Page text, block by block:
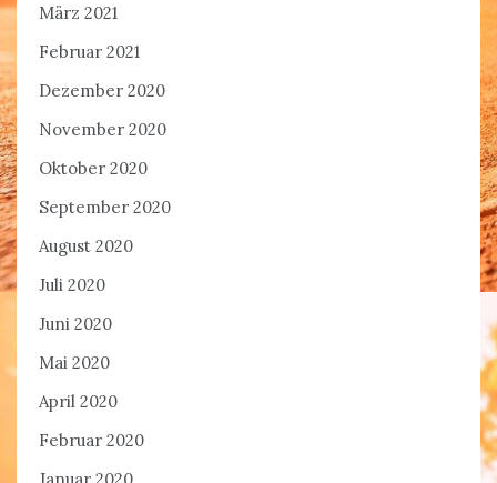
März 2021
Februar 2021
Dezember 2020
November 2020
Oktober 2020
September 2020
August 2020
Juli 2020
Juni 2020
Mai 2020
April 2020
Februar 2020